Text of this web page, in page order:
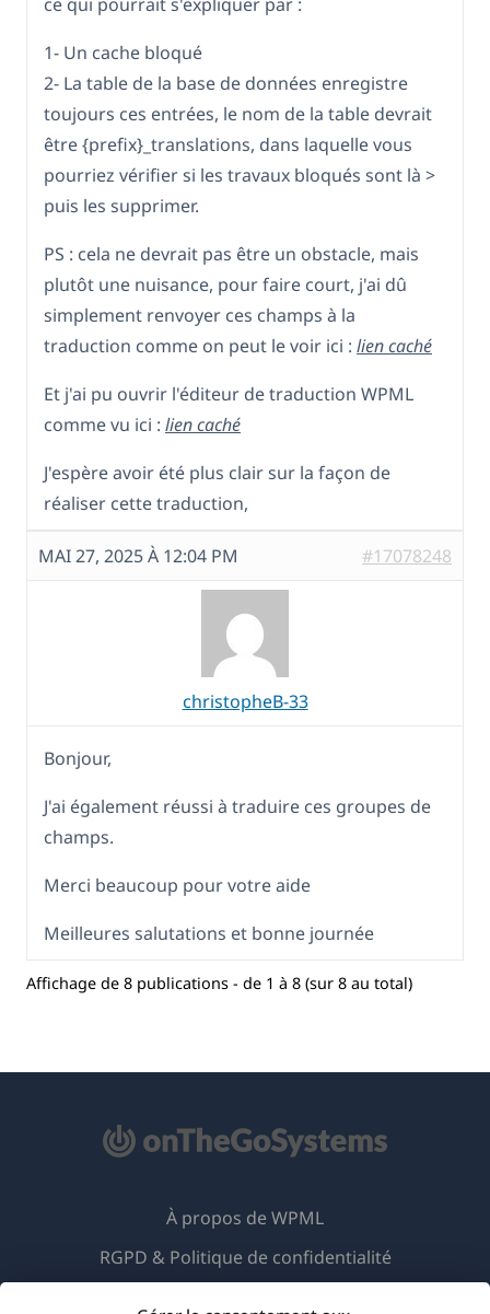
1- Un cache bloqué
2- La table de la base de données enregistre
toujours ces entrées, le nom de la table devrait
être {prefix}_translations, dans laquelle vous
pourriez vérifier si les travaux bloqués sont là >
puis les supprimer.
PS : cela ne devrait pas être un obstacle, mais
plutôt une nuisance, pour faire court, j'ai dû
simplement renvoyer ces champs à la
traduction comme on peut le voir ici : lien caché
Et j'ai pu ouvrir l'éditeur de traduction WPML
comme vu ici : lien caché
J'espère avoir été plus clair sur la façon de
réaliser cette traduction,
MAI 27, 2025 À 12:04 PM #17078248
christopheB-33
Bonjour,
J'ai également réussi à traduire ces groupes de
champs.
Merci beaucoup pour votre aide
Meilleures salutations et bonne journée
Affichage de 8 publications - de 1 à 8 (sur 8 au total)
À propos de WPML
RGPD & Politique de confidentialité